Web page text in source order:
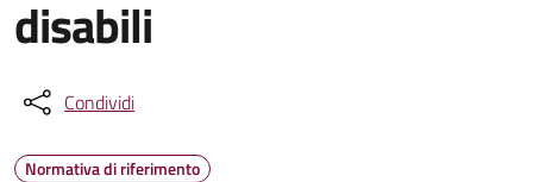
disabili
Condividi
Normativa di riferimento